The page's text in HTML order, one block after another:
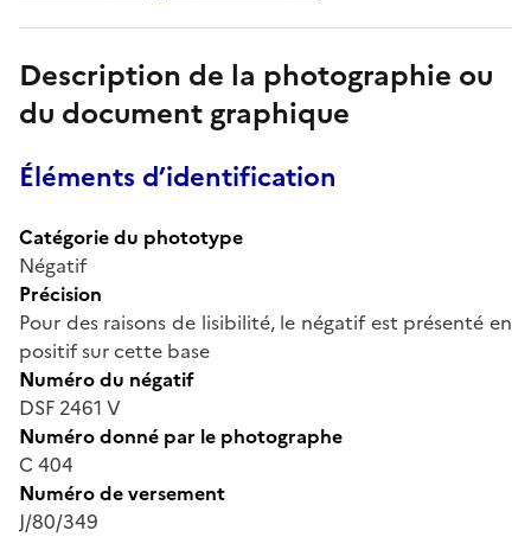
Description de la photographie ou
du document graphique
Éléments d’identification
Catégorie du phototype
Négatif
Précision
Pour des raisons de lisibilité, le négatif est présenté en
positif sur cette base
Numéro du négatif
DSF 2461 V
Numéro donné par le photographe
C 404
Numéro de versement
J/80/349